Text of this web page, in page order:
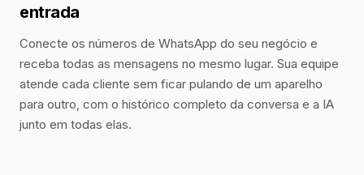
entrada
Conecte os números de WhatsApp do seu negócio e
receba todas as mensagens no mesmo lugar. Sua equipe
atende cada cliente sem ficar pulando de um aparelho
para outro, com o histórico completo da conversa e a IA
junto em todas elas.